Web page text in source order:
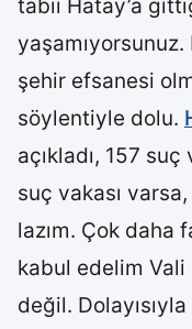
tabii Hatay’a
şehir efsanesi
söylentiyle dolu.
açıkladı, 157 suç
suç vakası
lazım. Çok daha
kabul edelim
değil.